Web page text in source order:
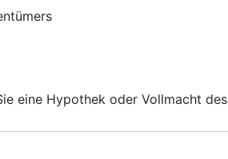
eine Hypothek oder Vollmacht des